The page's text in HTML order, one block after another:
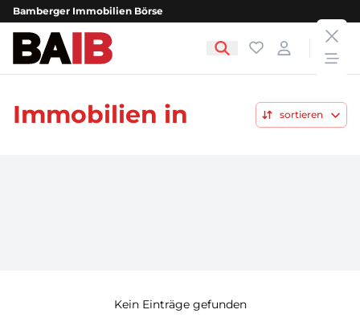
Bamberger Immobilien Börse
Bamberger Immobilien Börse Favoriten
Login
Immobilien in sortieren
Kein Einträge gefunden